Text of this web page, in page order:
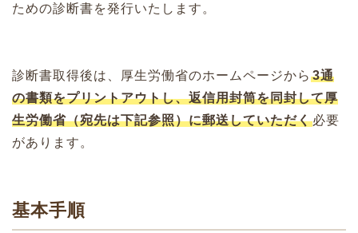
ための診断書を発行いたします。
診断書取得後は、厚生労働省のホームページから 3通
の書類をプリントアウトし、返信用封筒を同封して厚
生労働省（宛先は下記参照）に郵送していただく必要
があります。
基本手順